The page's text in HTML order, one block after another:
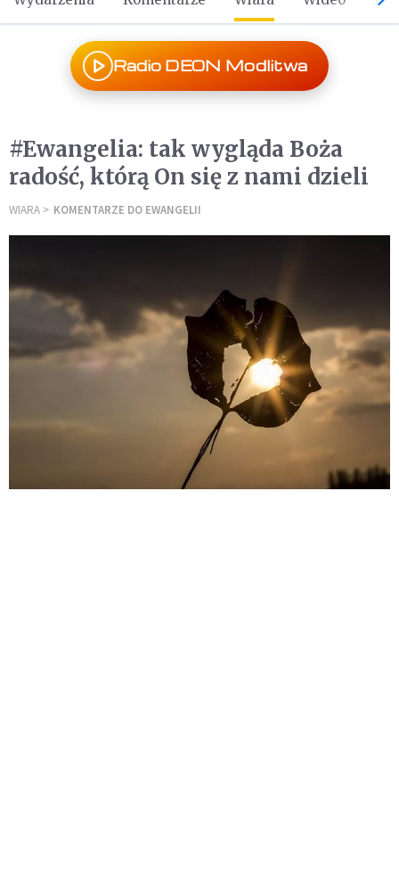
Radio DEON Modlitwa
#Ewangelia: tak wygląda Boża
radość, którą On się z nami dzieli
WIARA KOMENTARZE DO EWANGELII